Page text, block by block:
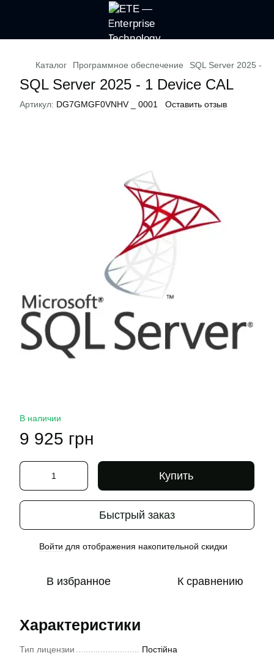
Каталог Программное обеспечение SQL Server 2025 - 1
SQL Server 2025 - 1 Device CAL
Артикул: DG7GMGF0VNHV _ 0001 Оставить отзыв
В наличии
9 925 грн
Купить
Быстрый заказ
Войти для отображения накопительной скидки
В избранное К сравнению
Характеристики
Тип лицензии Постійна